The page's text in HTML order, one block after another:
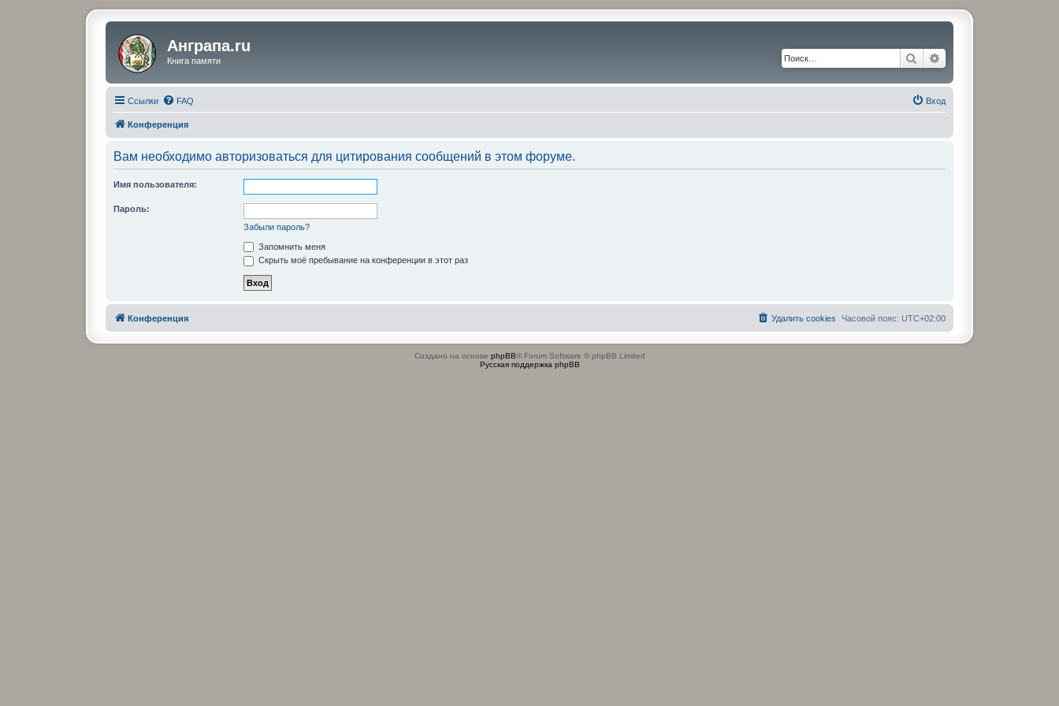
Анграпа.ru
Книга памяти Поиск
Ссылки FAQ Вход
Конференция
Вам необходимо авторизоваться для цитирования сообщений в этом форуме.
Имя пользователя:
Пароль:
Забыли пароль?
Запомнить меня
Скрыть моё пребывание на конференции в этот раз
Конференция Часовой пояс: UTC+02:00
Удалить cookies
Создано на основе phpBB® Forum Software © phpBB Limited
Русская поддержка phpBB